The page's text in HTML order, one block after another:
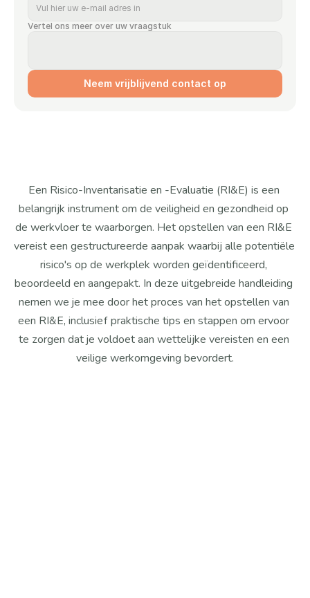
Vertel ons meer over uw vraagstuk
Neem vrijblijvend contact op
Een Risico-Inventarisatie en -Evaluatie (RI&E) is een
belangrijk instrument om de veiligheid en gezondheid op
de werkvloer te waarborgen. Het opstellen van een RI&E
vereist een gestructureerde aanpak waarbij alle potentiële
risico's op de werkplek worden geïdentificeerd,
beoordeeld en aangepakt. In deze uitgebreide handleiding
nemen we je mee door het proces van het opstellen van
een RI&E, inclusief praktische tips en stappen om ervoor
te zorgen dat je voldoet aan wettelijke vereisten en een
veilige werkomgeving bevordert.